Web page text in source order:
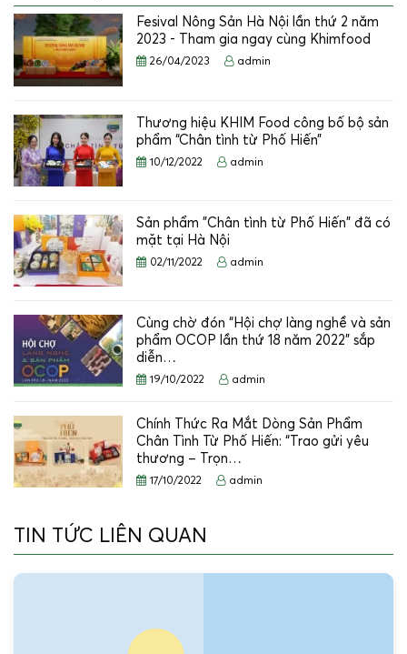
Fesival Nông Sản Hà Nội lần thứ 2 năm
2023 - Tham gia ngay cùng Khimfood
26/04/2023 admin
Thương hiệu KHIM Food công bố bộ sản
phẩm “Chân tình từ Phố Hiến”
10/12/2022 admin
Sản phẩm "Chân tình từ Phố Hiến" đã có
mặt tại Hà Nội
02/11/2022 admin
Cùng chờ đón “Hội chợ làng nghề và sản
phẩm OCOP lần thứ 18 năm 2022” sắp
diễn…
19/10/2022 admin
Chính Thức Ra Mắt Dòng Sản Phẩm
Chân Tình Từ Phố Hiến: “Trao gửi yêu
thương – Trọn…
17/10/2022 admin
TIN TỨC LIÊN QUAN